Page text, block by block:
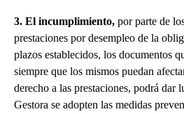
3. El incumplimiento, por parte de
prestaciones por desempleo de la
plazos establecidos, los documentos
siempre que los mismos puedan
derecho a las prestaciones, podrá dar
Gestora se adopten las medidas